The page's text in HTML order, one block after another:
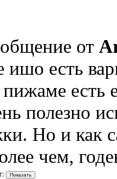
от
ишо есть
есть
полезно
Но и как
чем,